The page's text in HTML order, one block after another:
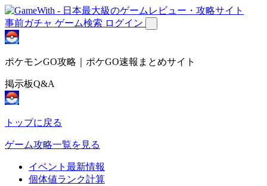
事前ガチャ ゲーム検索 ログイン
ポケモンGO攻略｜ポケGO速報まとめサイト
掲示板Q&A
トップに戻る
ゲーム攻略一覧を見る
イベント最新情報
個体値ランク計算